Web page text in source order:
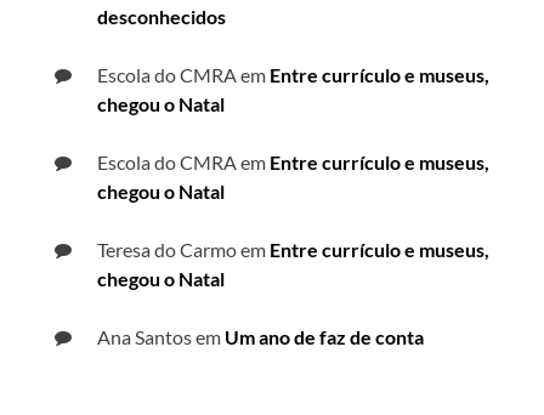
desconhecidos
Escola do CMRA em Entre currículo e museus,
chegou o Natal
Escola do CMRA em Entre currículo e museus,
chegou o Natal
Teresa do Carmoem Entre currículo e museus,
chegou o Natal
Ana Santosem Um ano de faz de conta